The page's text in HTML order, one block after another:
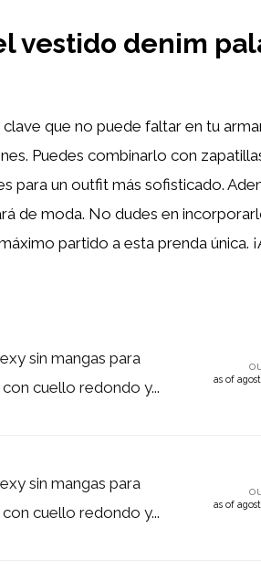
vestido denim
clave que no puede faltar en tu
Puedes combinarlo con
un outfit más sofisticado.
de moda. No dudes en
partido a esta prenda única.
sin mangas para
cuello redondo y...
as of
sin mangas para
cuello redondo y...
as of